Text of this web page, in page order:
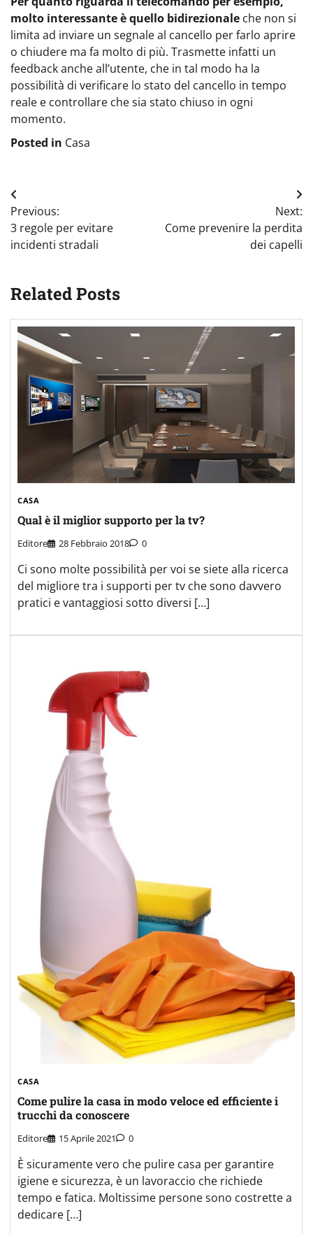
molto interessante è quello bidirezionale che non si
limita ad inviare un segnale al cancello per farlo aprire
o chiudere ma fa molto di più. Trasmette infatti un
feedback anche all’utente, che in tal modo ha la
possibilità di verificare lo stato del cancello in tempo
reale e controllare che sia stato chiuso in ogni
momento.
Posted in Casa
Navigazione
articoli
Previous:
3 regole per evitare
incidenti stradali
Next:
Come prevenire la perdita
dei capelli
Related Posts
CASA
Qual è il miglior supporto per la tv?
Editore 28 Febbraio 2018 0
Ci sono molte possibilità per voi se siete alla ricerca
del migliore tra i supporti per tv che sono davvero
pratici e vantaggiosi sotto diversi […]
CASA
Come pulire la casa in modo veloce ed efficiente i
trucchi da conoscere
Editore 15 Aprile 2021 0
È sicuramente vero che pulire casa per garantire
igiene e sicurezza, è un lavoraccio che richiede
tempo e fatica. Moltissime persone sono costrette a
dedicare […]